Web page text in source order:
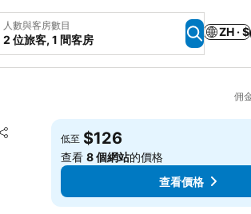
人數與客房數目
2 位旅客, 1 間客房
ZH · $
佣
分享
放到收藏夾
低至 $126
查看8 個網站的價格
查看價格